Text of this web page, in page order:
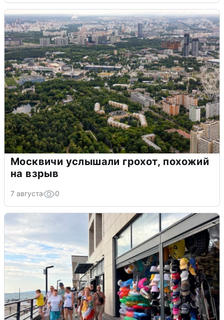
Москвичи услышали грохот, похожий
на взрыв
7 августа 0